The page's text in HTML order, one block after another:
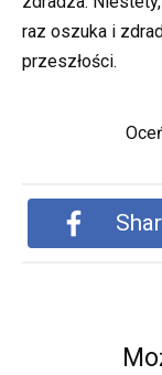
raz oszuka i
przeszłości.